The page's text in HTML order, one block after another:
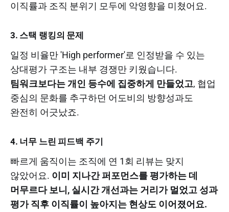
이직률과 조직 분위기 모두에 악영향을 미쳤어요.
3. 스택 랭킹의 문제
일정 비율만 'High performer'로 인정받을 수 있는
상대평가 구조는 내부 경쟁만 키웠습니다.
팀워크보다는 개인 등수에 집중하게 만들었고, 협업
중심의 문화를 추구하던 어도비의 방향성과도
완전히 어긋났죠.
4. 너무 느린 피드백 주기
빠르게 움직이는 조직에 연 1회 리뷰는 맞지
않았어요. 이미 지나간 퍼포먼스를 평가하는 데
머무르다 보니, 실시간 개선과는 거리가 멀었고 성과
평가 직후 이직률이 높아지는 현상도 이어졌어요.